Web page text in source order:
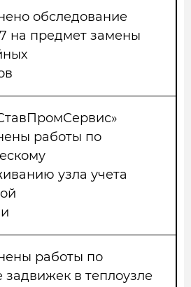
обследование
на предмет замены
работы по
узла учета
работы по
задвижек в теплоузле